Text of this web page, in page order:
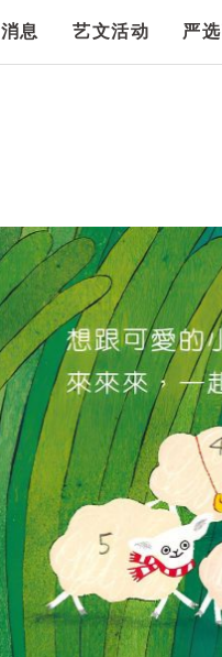
息 艺文活动 严